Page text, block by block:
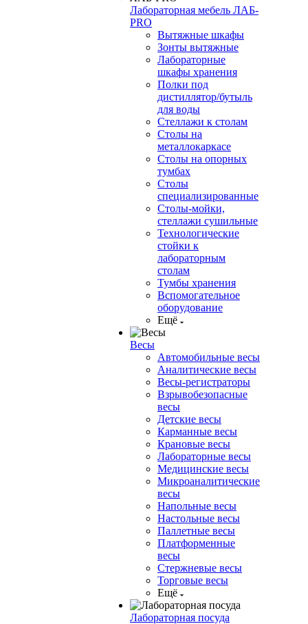
Лабораторная мебель ЛАБ-
PRO
Вытяжные шкафы
Зонты вытяжные
Лабораторные
шкафы хранения
Полки под
дистиллятор/бутыль
для воды
Стеллажи к столам
Столы на
металлокаркасе
Столы на опорных
тумбах
Столы
специализированные
Столы-мойки,
стеллажи сушильные
Технологические
стойки к
лабораторным
столам
Тумбы хранения
Вспомогательное
оборудование
Ещё
Весы
Автомобильные весы
Аналитические весы
Весы-регистраторы
Взрывобезопасные
весы
Детские весы
Карманные весы
Крановые весы
Лабораторные весы
Медицинские весы
Микроаналитические
весы
Напольные весы
Настольные весы
Паллетные весы
Платформенные
весы
Стержневые весы
Торговые весы
Ещё
Лабораторная посуда